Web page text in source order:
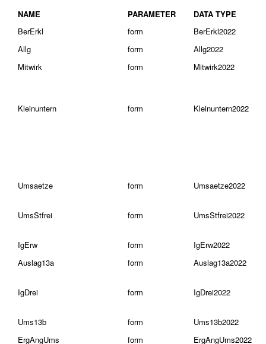
NAME PARAMETER
DATA TYPE
BerErkl
form
BerErkl2022
Allg
form
Allg2022
Mitwirk
form Mitwirk2022
Kleinuntern form Kleinuntern2022
Umsaetze form Umsaetze2022
UmsStfrei form UmsStfrei2022
IgErw form
IgErw2022
Auslag13a
form Auslag13a2022
IgDrei form IgDrei2022
Ums13b form
Ums13b2022
ErgAngUms
form
ErgAngUms2022